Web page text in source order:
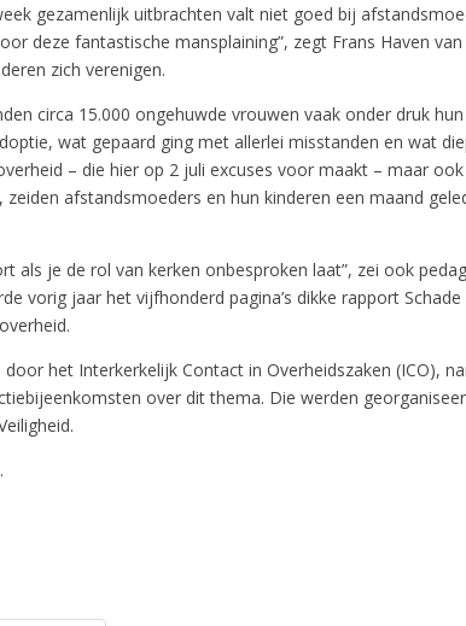
gezamenlijk uitbrachten valt niet goed bij
deze fantastische mansplaining”, zegt Frans Haven van
zich verenigen.
circa 15.000 ongehuwde vrouwen vaak onder druk hun
wat gepaard ging met allerlei misstanden en wat
– die hier op 2 juli excuses voor maakt – maar
afstandsmoeders en hun kinderen een maand
als je de rol van kerken onbesproken laat”, zei ook
vorig jaar het vijfhonderd pagina’s dikke rapport
het Interkerkelijk Contact in Overheidszaken (ICO),
over dit thema. Die werden